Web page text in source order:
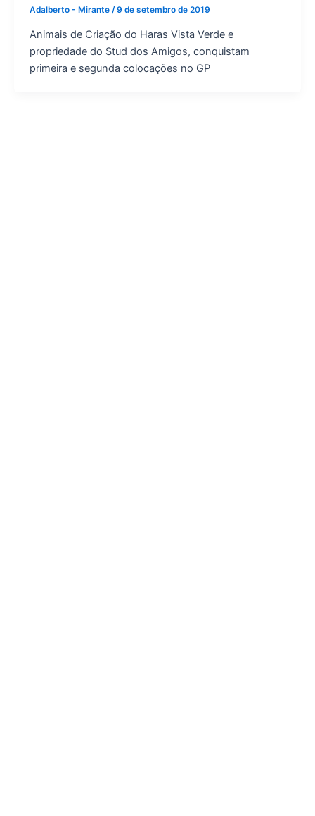
Adalberto - Mirante /9 de setembro de 2019
Animais de Criação do Haras Vista Verde e
propriedade do Stud dos Amigos, conquistam
primeira e segunda colocações no GP